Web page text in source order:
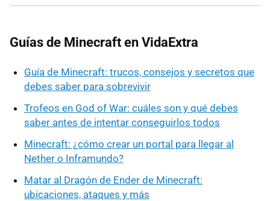
Guías de Minecraft en VidaExtra
Guía de Minecraft: trucos, consejos y secretos que
debes saber para sobrevivir
Trofeos en God of War: cuáles son y qué debes
saber antes de intentar conseguirlos todos
Minecraft: ¿cómo crear un portal para llegar al
Nether o Inframundo?
Matar al Dragón de Ender de Minecraft:
ubicaciones, ataques y más